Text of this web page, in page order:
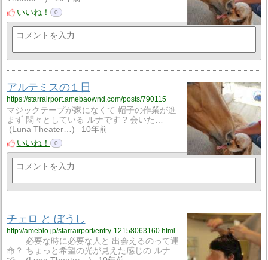
いいね！
0
アルテミスの１日
https://starrairport.amebaownd.com/posts/790115
マジックテープが家になくて 帽子の作業が進
まず 悶々としている ルナです ? 会いた…
Luna Theater…
10年前
いいね！
0
チェロ と ぼうし
http://ameblo.jp/starrairport/entry-12158063160.html
必要な時に必要な人と 出会えるのって運
命？ ちょっと希望の光が見えた感じの ルナ